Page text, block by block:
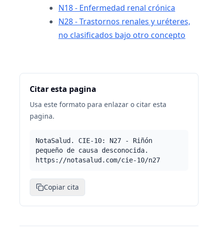
N18 - Enfermedad renal crónica
N28 - Trastornos renales y uréteres,
no clasificados bajo otro concepto
Citar esta pagina
Usa este formato para enlazar o citar esta
pagina.
NotaSalud. CIE-10: N27 - Riñón
pequeño de causa desconocida.
https://notasalud.com/cie-10/n27
Copiar cita